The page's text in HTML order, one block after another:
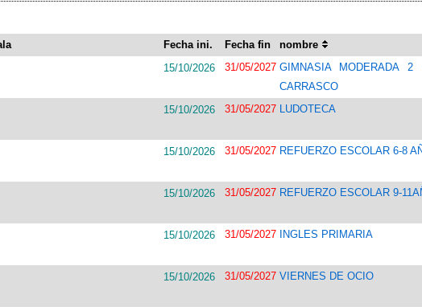
Fecha ini. Fecha fin nombre
15/10/2026
31/05/2027 GIMNASIA MODERADA 2
CARRASCO
15/10/2026 31/05/2027 LUDOTECA
15/10/2026 31/05/2027 REFUERZO ESCOLAR 6-8
15/10/2026 31/05/2027 REFUERZO ESCOLAR 9-
15/10/2026 31/05/2027 INGLES PRIMARIA
15/10/2026 31/05/2027 VIERNES DE OCIO